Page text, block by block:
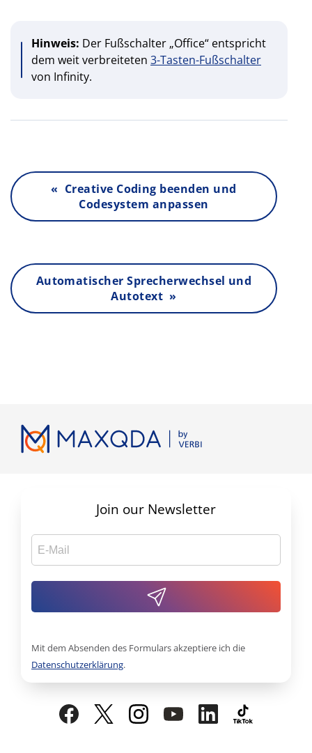
Hinweis: Der Fußschalter „Office“ entspricht
dem weit verbreiteten 3-Tasten-Fußschalter
von Infinity.
« Creative Coding beenden und
Codesystem anpassen
Automatischer Sprecherwechsel und
Autotext »
Join our Newsletter
Mit dem Absenden des Formulars akzeptiere ich die
Datenschutzerklärung.